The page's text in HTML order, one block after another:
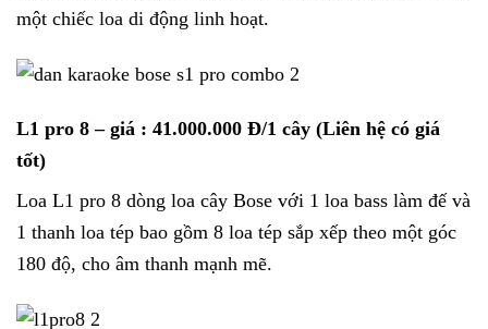
một chiếc loa di động linh hoạt.
L1 pro 8 – giá : 41.000.000 Đ/1 cây (Liên hệ có giá
tốt)
Loa L1 pro 8 dòng loa cây Bose với 1 loa bass làm đế và
1 thanh loa tép bao gồm 8 loa tép sắp xếp theo một góc
180 độ, cho âm thanh mạnh mẽ.